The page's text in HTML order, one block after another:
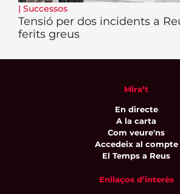
| Successos
Tensió per dos incidents a
ferits greus
Mira’t
En directe
A la carta
Com veure'ns
Accedeix al compte
El Temps a Reus
Enllaços d’interès